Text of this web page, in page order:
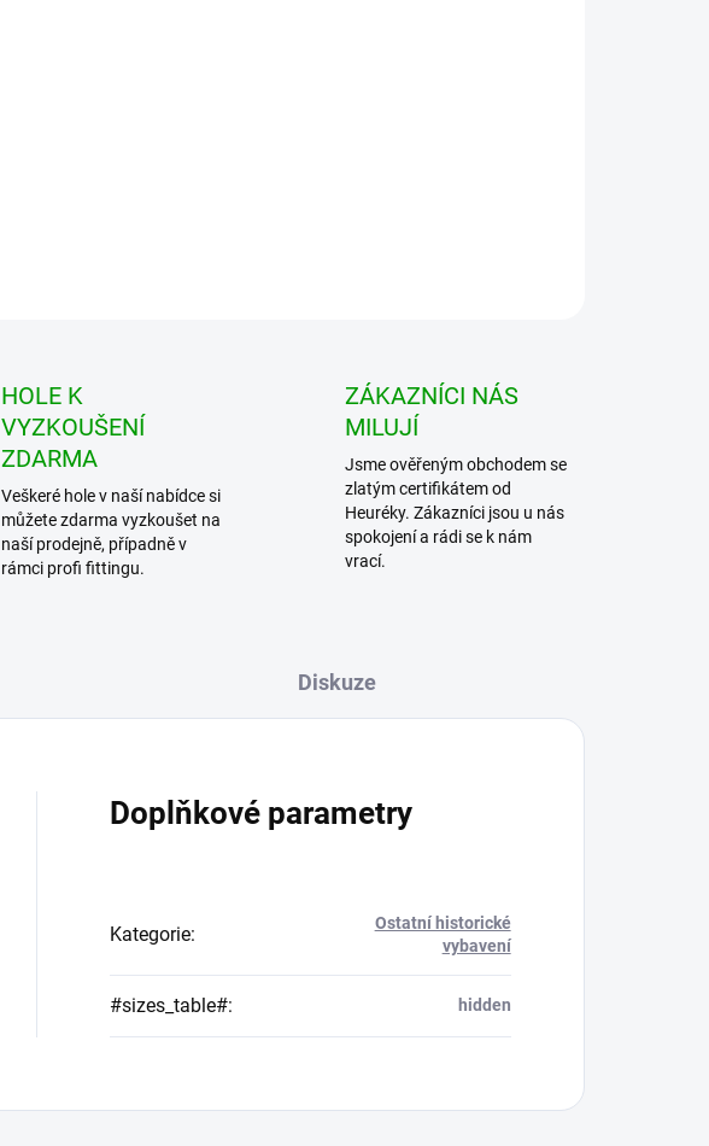
HOLE K
VYZKOUŠENÍ
ZDARMA
Veškeré hole v naší nabídce si
můžete zdarma vyzkoušet na
naší prodejně, případně v
rámci profi fittingu.
ZÁKAZNÍCI NÁS
MILUJÍ
Jsme ověřeným obchodem se
zlatým certifikátem od
Heuréky. Zákazníci jsou u nás
spokojení a rádi se k nám
vrací.
Diskuze
Doplňkové parametry
Kategorie:
Ostatní historické
vybavení
#sizes_table#: hidden